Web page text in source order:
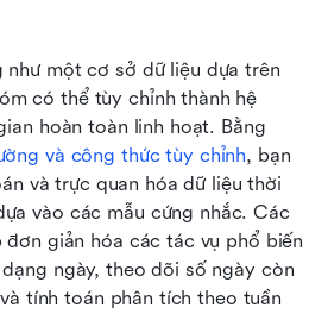
một cơ sở dữ liệu dựa trên
có thể tùy chỉnh thành hệ
hoàn toàn linh hoạt. Bằng
và công thức tùy chỉnh, bạn
và trực quan hóa dữ liệu thời
vào các mẫu cứng nhắc. Các
giản hóa các tác vụ phổ biến
ngày, theo dõi số ngày còn
tính toán phân tích theo tuần